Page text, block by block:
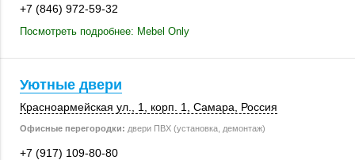
+7 (846) 972-59-32
Посмотреть подробнее: Mebel Only
Уютные двери
Красноармейская ул., 1, корп. 1 Самара Россия
Офисные перегородки: двери ПВХ (установка, демонтаж)
+7 (917) 109-80-80